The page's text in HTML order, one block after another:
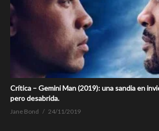
Crítica – Gemini Man (2019): una sandia en
pero desabrida.
Jane Bond 24/11/2019